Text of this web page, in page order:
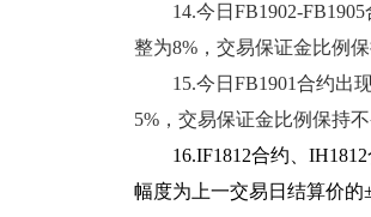
14.今日 FB1902-FB1905
整为8% ， 交易保证金比例
1 5.今日 FB1901合约出
5% ， 交易保证金比例保持
16.IF1812合约、
幅度为上一交易日结算价的